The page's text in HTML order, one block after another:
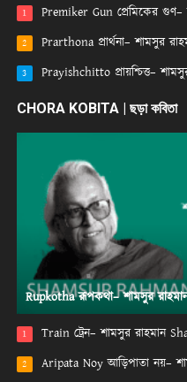
1 Premiker Gun প্রেমিকের
2 Prarthona প্রার্থনা– শামসুর
3 Prayishchitto প্রায়শ্চিত্ত–
CHORA KOBITA | ছড়া কবিতা
Rupkotha রূপকথা– শামসুর
1 Train ট্রেন– শামসুর রাহমান
2 Aripata Noy আড়িপাতা নয়–